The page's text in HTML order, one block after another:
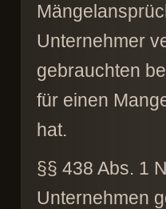
Unternehmer
gebrauchten
für einen
hat.
§§ 438 Abs. 1
Unternehmen